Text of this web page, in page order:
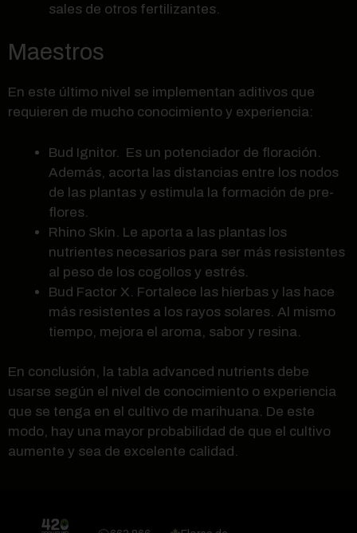
sales de otros fertilizantes.
Maestros
En este último nivel se implementan aditivos que
requieren de mucho conocimiento y experiencia:
Bud Ignitor. Es un potenciador de floración.
Además, acorta las distancias entre los nodos
de las plantas y estimula la formación de pre-
flores.
Rhino Skin. Le aporta a las plantas los
nutrientes necesarios para ser más resistentes
al peso de los cogollos y estrés.
Bud Factor X. Fortalece las hierbas y las hace
más resistentes a los rayos solares. Al mismo
tiempo, mejora el aroma, sabor y resina.
En conclusión, la tabla advanced nutrients debe
usarse según el nivel de conocimiento o experiencia
que se tenga en el cultivo de marihuana. De este
modo, hay una mayor probabilidad de que el cultivo
aumente y sea de excelente calidad.